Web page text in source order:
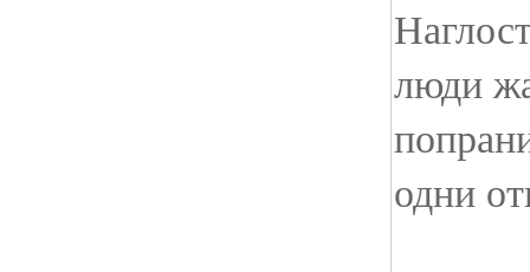
люди
одни